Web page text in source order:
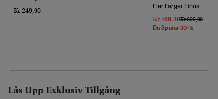
Kr 249,00
Fler Färger Finns
Kr 489,30Pris Reducerat
Kr 699,00Till
Du Sparar 30 %
Lås Upp Exklusiv Tillgång